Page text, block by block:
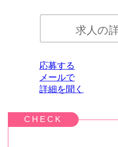
求人の
応募する
メールで
詳細を聞く